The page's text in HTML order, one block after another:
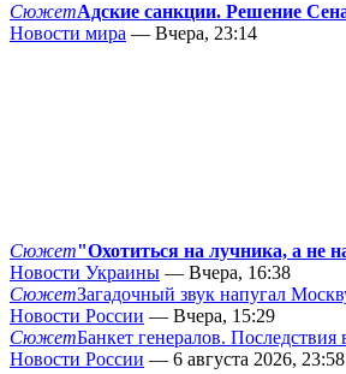
СюжетАдские санкции. Решение
Новости мира — Вчера, 23:14
Сюжет"Охотиться на лучника, а не
Новости Украины — Вчера, 16:38
СюжетЗагадочный звук напугал
Новости России — Вчера, 15:29
СюжетБанкет генералов.
Новости России — 6 августа 2026, 23:58